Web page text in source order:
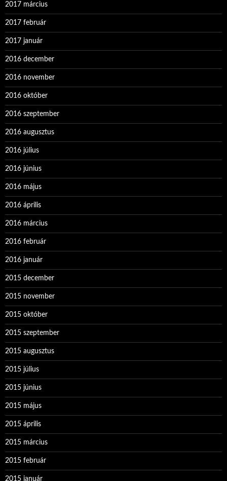
2017 március
2017 február
2017 január
2016 december
2016 november
2016 október
2016 szeptember
2016 augusztus
2016 július
2016 június
2016 május
2016 április
2016 március
2016 február
2016 január
2015 december
2015 november
2015 október
2015 szeptember
2015 augusztus
2015 július
2015 június
2015 május
2015 április
2015 március
2015 február
2015 január